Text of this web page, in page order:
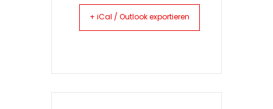
+ iCal / Outlook exportieren